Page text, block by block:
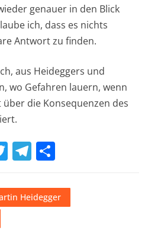
genauer in den Blick
ich, dass es nichts
Antwort zu finden.
aus Heideggers und
wo Gefahren lauern, wenn
die Konsequenzen des
T
it
te
T
e
gr
le
n
Heidegger